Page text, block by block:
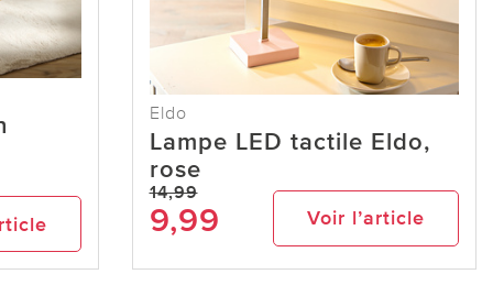
Eldo
Lampe LED tactile Eldo,
rose
14,99
9,99 Voir l’article